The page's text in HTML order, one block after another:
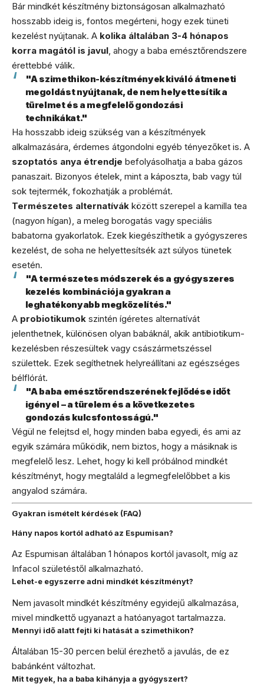
Bár mindkét készítmény biztonságosan alkalmazható
hosszabb ideig is, fontos megérteni, hogy ezek tüneti
kezelést nyújtanak. A kolika általában 3-4 hónapos
korra magától is javul, ahogy a baba emésztőrendszere
érettebbé válik.
"A szimethikon-készítmények kiváló átmeneti
megoldást nyújtanak, de nem helyettesítik a
türelmet és a megfelelő gondozási
technikákat."
Ha hosszabb ideig szükség van a készítmények
alkalmazására, érdemes átgondolni egyéb tényezőket is. A
szoptatós anya étrendje befolyásolhatja a baba gázos
panaszait. Bizonyos ételek, mint a káposzta, bab vagy túl
sok tejtermék, fokozhatják a problémát.
Természetes alternatívák között szerepel a kamilla tea
(nagyon hígan), a meleg borogatás vagy speciális
babatorna gyakorlatok. Ezek kiegészíthetik a gyógyszeres
kezelést, de soha ne helyettesítsék azt súlyos tünetek
esetén.
"A természetes módszerek és a gyógyszeres
kezelés kombinációja gyakran a
leghatékonyabb megközelítés."
A probiotikumok szintén ígéretes alternatívát
jelenthetnek, különösen olyan babáknál, akik antibiotikum-
kezelésben részesültek vagy császármetszéssel
születtek. Ezek segíthetnek helyreállítani az egészséges
bélflórát.
"A baba emésztőrendszerének fejlődése időt
igényel – a türelem és a következetes
gondozás kulcsfontosságú."
Végül ne felejtsd el, hogy minden baba egyedi, és ami az
egyik számára működik, nem biztos, hogy a másiknak is
megfelelő lesz. Lehet, hogy ki kell próbálnod mindkét
készítményt, hogy megtaláld a legmegfelelőbbet a kis
angyalod számára.
Gyakran ismételt kérdések (FAQ)
Hány napos kortól adható az Espumisan?
Az Espumisan általában 1 hónapos kortól javasolt, míg az
Infacol születéstől alkalmazható.
Lehet-e egyszerre adni mindkét készítményt?
Nem javasolt mindkét készítmény egyidejű alkalmazása,
mivel mindkettő ugyanazt a hatóanyagot tartalmazza.
Mennyi idő alatt fejti ki hatását a szimethikon?
Általában 15-30 percen belül érezhető a javulás, de ez
babánként változhat.
Mit tegyek, ha a baba kihányja a gyógyszert?